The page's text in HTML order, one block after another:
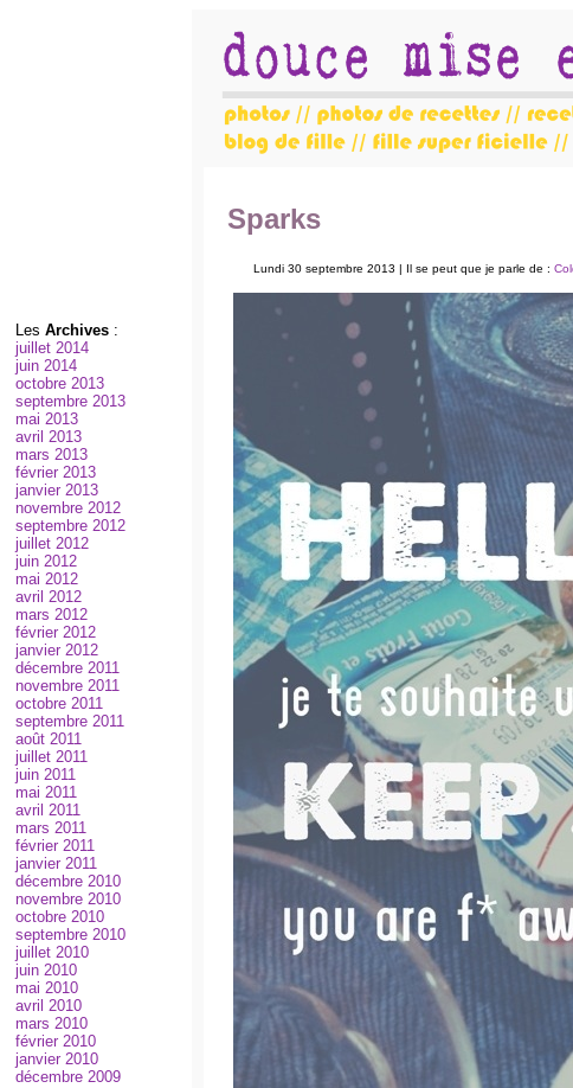
Les Archives:
juillet 2014
juin 2014
octobre 2013
septembre 2013
mai 2013
avril 2013
mars 2013
février 2013
janvier 2013
novembre 2012
septembre 2012
juillet 2012
juin 2012
mai 2012
avril 2012
mars 2012
février 2012
janvier 2012
décembre 2011
novembre 2011
octobre 2011
septembre 2011
août 2011
juillet 2011
juin 2011
mai 2011
avril 2011
mars 2011
février 2011
janvier 2011
décembre 2010
novembre 2010
octobre 2010
septembre 2010
juillet 2010
juin 2010
mai 2010
avril 2010
mars 2010
février 2010
janvier 2010
décembre 2009
Sparks
Lundi 30 septembre 2013 | Il se peut que je parle de :